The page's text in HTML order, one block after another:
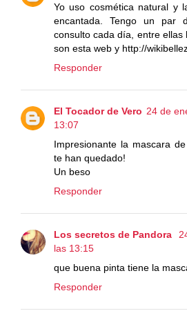
Yo uso cosmética natural y
encantada. Tengo un par
consulto cada día, entre ellas
son esta web y http://
Responder
El Tocador de Vero 24 de
13:07
Impresionante la mascara
te han quedado!
Un beso
Responder
Los secretos de Pandora
las 13:15
que buena pinta tiene la
Responder